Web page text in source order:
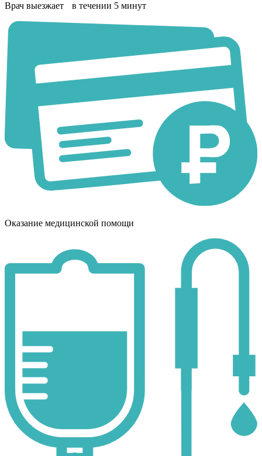
Врач выезжает в течении 5 минут
Оказание медицинской помощи